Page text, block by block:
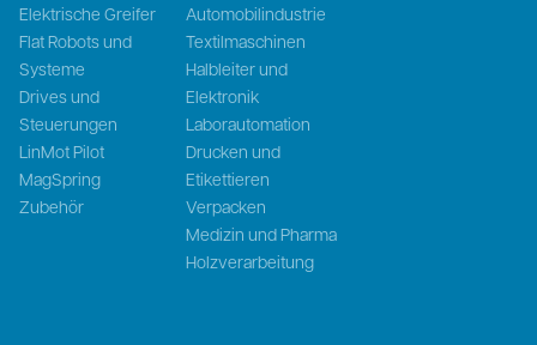
Elektrische Greifer
Flat Robots und
Systeme
Drives und
Steuerungen
LinMot Pilot
MagSpring
Zubehör
Automobilindustrie
Textilmaschinen
Halbleiter und
Elektronik
Laborautomation
Drucken und
Etikettieren
Verpacken
Medizin und Pharma
Holzverarbeitung